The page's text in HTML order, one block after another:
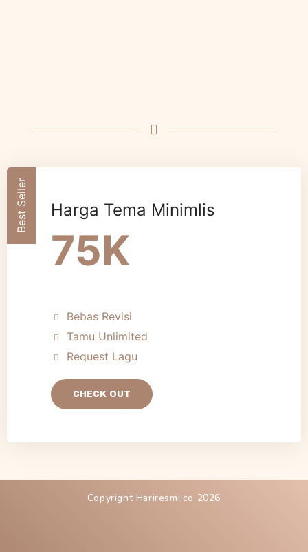
Best Seller Harga Tema Minimlis
75K
Bebas Revisi
Tamu Unlimited
Request Lagu
CHECK OUT
Copyright Hariresmi.co 2026